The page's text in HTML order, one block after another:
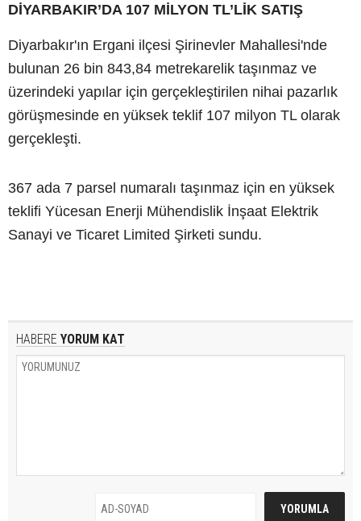
DİYARBAKIR’DA 107 MİLYON TL’LİK SATIŞ
Diyarbakır'ın Ergani ilçesi Şirinevler Mahallesi'nde
bulunan 26 bin 843,84 metrekarelik taşınmaz ve
üzerindeki yapılar için gerçekleştirilen nihai pazarlık
görüşmesinde en yüksek teklif 107 milyon TL olarak
gerçekleşti.
367 ada 7 parsel numaralı taşınmaz için en yüksek
teklifi Yücesan Enerji Mühendislik İnşaat Elektrik
Sanayi ve Ticaret Limited Şirketi sundu.
HABERE YORUM KAT